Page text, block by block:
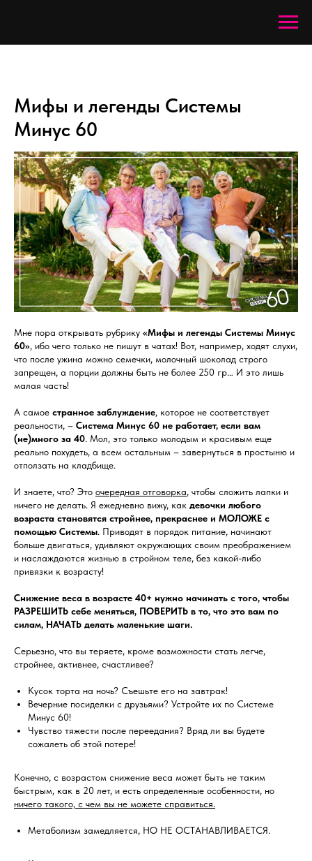
Мифы и легенды Системы
Минус 60
Мне пора открывать рубрику «Мифы и легенды Системы Минус
60», ибо чего только не пишут в чатах! Вот, например, ходят слухи,
что после ужина можно семечки, молочный шоколад строго
запрещен, а порции должны быть не более 250 гр… И это лишь
малая часть!
А самое странное заблуждение, которое не соответствует
реальности, – Система Минус 60 не работает, если вам
(не)много за 40. Мол, это только молодым и красивым еще
реально похудеть, а всем остальным – завернуться в простыню и
отползать на кладбище.
И знаете, что? Это очередная отговорка, чтобы сложить лапки и
ничего не делать. Я ежедневно вижу, как девочки любого
возраста становятся стройнее, прекраснее и МОЛОЖЕ с
помощью Системы. Приводят в порядок питание, начинают
больше двигаться, удивляют окружающих своим преображением
и наслаждаются жизнью в стройном теле, без какой-либо
привязки к возрасту!
Снижение веса в возрасте 40+ нужно начинать с того, чтобы
РАЗРЕШИТЬ себе меняться, ПОВЕРИТЬ в то, что это вам по
силам, НАЧАТЬ делать маленькие шаги.
Серьезно, что вы теряете, кроме возможности стать легче,
стройнее, активнее, счастливее?
Кусок торта на ночь? Съешьте его на завтрак!
Вечерние посиделки с друзьями? Устройте их по Системе
Минус 60!
Чувство тяжести после переедания? Вряд ли вы будете
сожалеть об этой потере!
Конечно, с возрастом снижение веса может быть не таким
быстрым, как в 20 лет, и есть определенные особенности, но
ничего такого, с чем вы не можете справиться.
Метаболизм замедляется, НО НЕ ОСТАНАВЛИВАЕТСЯ.